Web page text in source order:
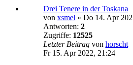
Drei Tenere in der Toskana
von xsmel » Do 14. Apr
Antworten: 2
Zugriffe: 12525
Letzter Beitrag von horscht
Fr 15. Apr 2022, 21:24